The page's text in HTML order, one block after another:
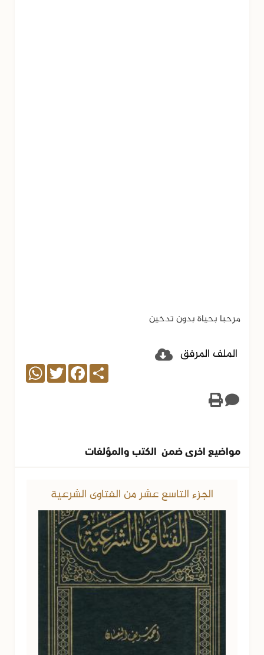
مرحبا بحياة بدون تدخين
الملف المرفق
Share
Facebook
Twitter
WhatsApp
مواضيع اخرى ضمن الكتب والمؤلفات
الجزء التاسع عشر من الفتاوى الشرعية